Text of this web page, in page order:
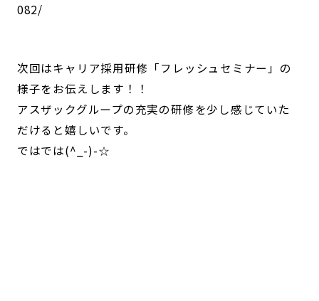
082/
次回はキャリア採用研修「フレッシュセミナー」の
様子をお伝えします！！
アスザックグループの充実の研修を少し感じていた
だけると嬉しいです。
ではでは(^_-)-☆